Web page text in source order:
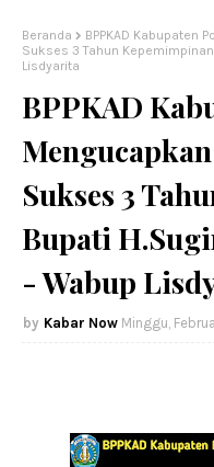
Beranda
BPPKAD Kabupaten
Sukses 3 Tahun
Lisdyarita
BPPKAD
Sukses 3
Bupati
- Wabup
Kabar Now Minggu,